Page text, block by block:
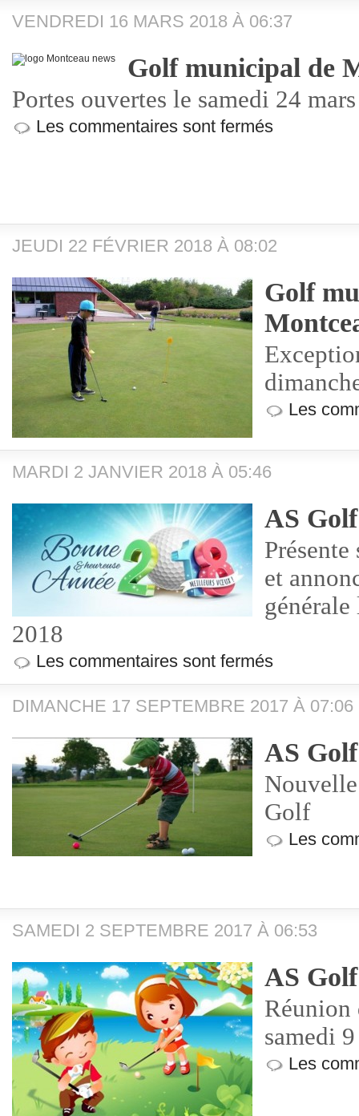
VENDREDI 16 MARS 2018 À 06:37
Golf municipal de
Portes ouvertes le samedi 24
Les commentaires sont fermés
JEUDI 22 FÉVRIER 2018 À 08:02
Golf
Les
MARDI 2 JANVIER 2018 À 05:46
AS
et
2018
Les commentaires sont fermés
DIMANCHE 17 SEPTEMBRE 2017 À 07:06
AS
Golf
Les
SAMEDI 2 SEPTEMBRE 2017 À 06:53
AS
Réunion
samedi
Les